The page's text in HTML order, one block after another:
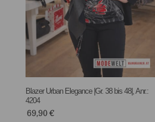
Blazer Urban Elegance |Gr. 38 bis 48|, Anr.:
4204
69,90€